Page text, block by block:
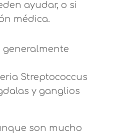
ayudar, o si
médica.
generalmente
Streptococcus
y ganglios
son mucho